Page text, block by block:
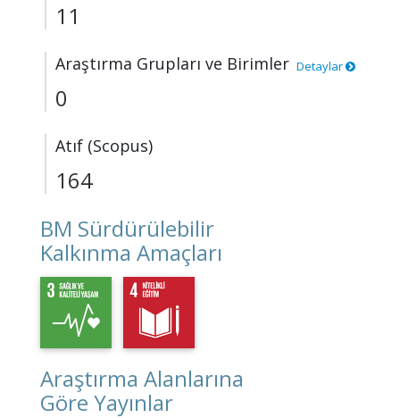
11
Araştırma Grupları ve Birimler Detaylar
0
Atıf (Scopus)
164
BM Sürdürülebilir
Kalkınma Amaçları
Araştırma Alanlarına
Göre Yayınlar